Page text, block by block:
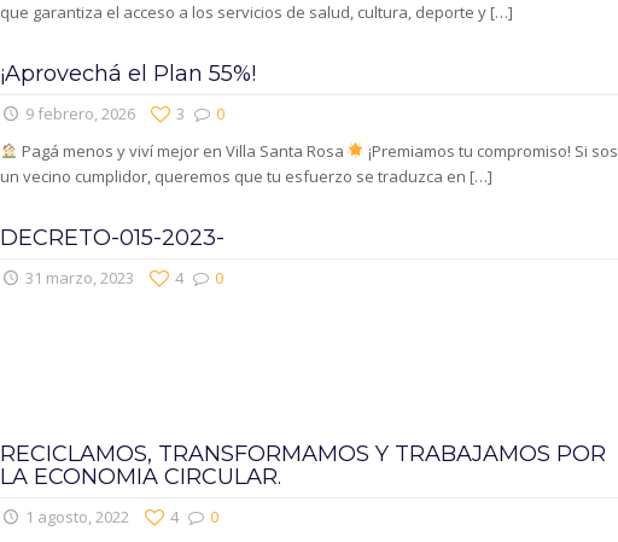
que garantiza el acceso a los servicios de salud, cultura, deporte y[…]
¡Aprovechá el Plan 55%!
9 febrero, 2026 0
3
Pagá menos y viví mejor en Villa Santa Rosa
¡Premiamos tu compromiso! Si sos
un vecino cumplidor, queremos que tu esfuerzo se traduzca en […]
DECRETO-015-2023-
31 marzo, 2023 0
4
RECICLAMOS, TRANSFORMAMOS Y TRABAJAMOS POR
LA ECONOMIA CIRCULAR.
1 agosto, 2022 0
4